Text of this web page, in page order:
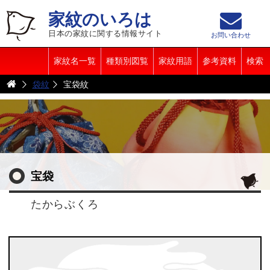
家紋のいろは
日本の家紋に関する情報サイト
家紋名一覧 種類別図覧 家紋用語 参考資料 検索
お問い合わせ
袋紋 宝袋紋
宝袋
たからぶくろ